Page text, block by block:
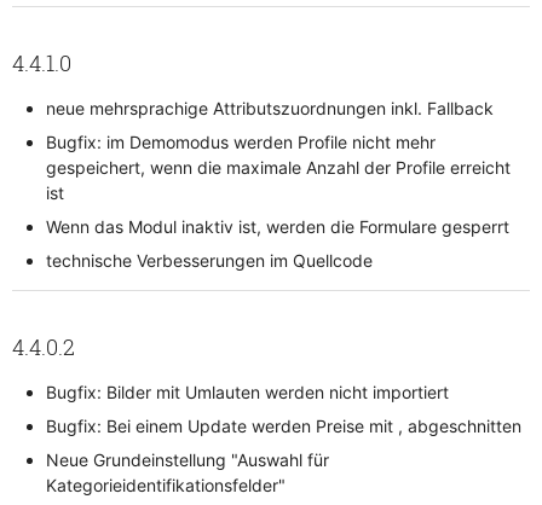
4.4.1.0
neue mehrsprachige Attributszuordnungen inkl. Fallback
Bugfix: im Demomodus werden Profile nicht mehr
gespeichert, wenn die maximale Anzahl der Profile erreicht
ist
Wenn das Modul inaktiv ist, werden die Formulare gesperrt
technische Verbesserungen im Quellcode
4.4.0.2
Bugfix: Bilder mit Umlauten werden nicht importiert
Bugfix: Bei einem Update werden Preise mit , abgeschnitten
Neue Grundeinstellung "Auswahl für
Kategorieidentifikationsfelder"